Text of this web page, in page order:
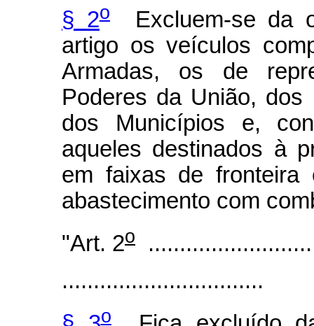
§ 2oExcluem-se da
artigo os veículos
Armadas, os de
Poderes da União,
dos Municípios e,
aqueles destinados à
em faixas de fronteira
abastecimento com
"Art. 2o
................................
o